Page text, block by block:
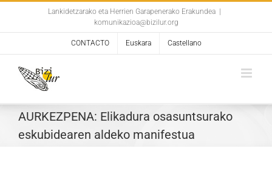
Lankidetzarako eta Herrien Garapenerako Erakundea
komunikazioa@bizilur.org
CONTACTO Euskara Castellano
AURKEZPENA: Elikadura osasuntsurako
eskubidearen aldeko manifestua